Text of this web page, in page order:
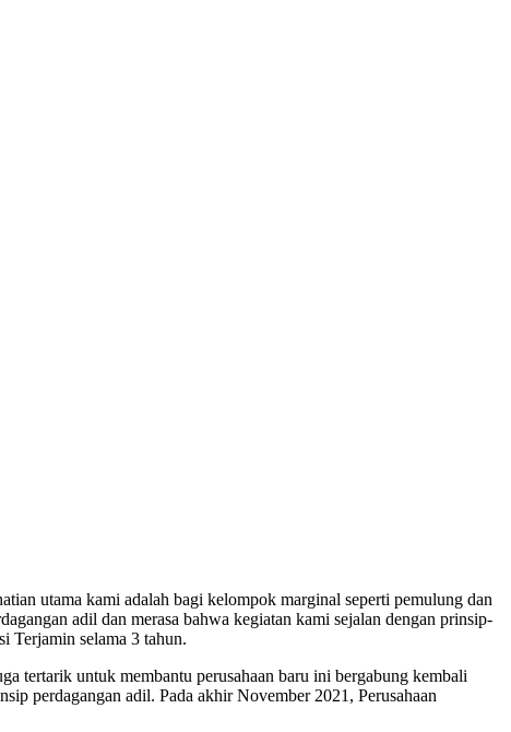
utama kami adalah bagi kelompok marginal seperti pemulung dan
adil dan merasa bahwa kegiatan kami sejalan dengan prinsip-
Terjamin selama 3 tahun.
tertarik untuk membantu perusahaan baru ini bergabung kembali
perdagangan adil. Pada akhir November 2021, Perusahaan